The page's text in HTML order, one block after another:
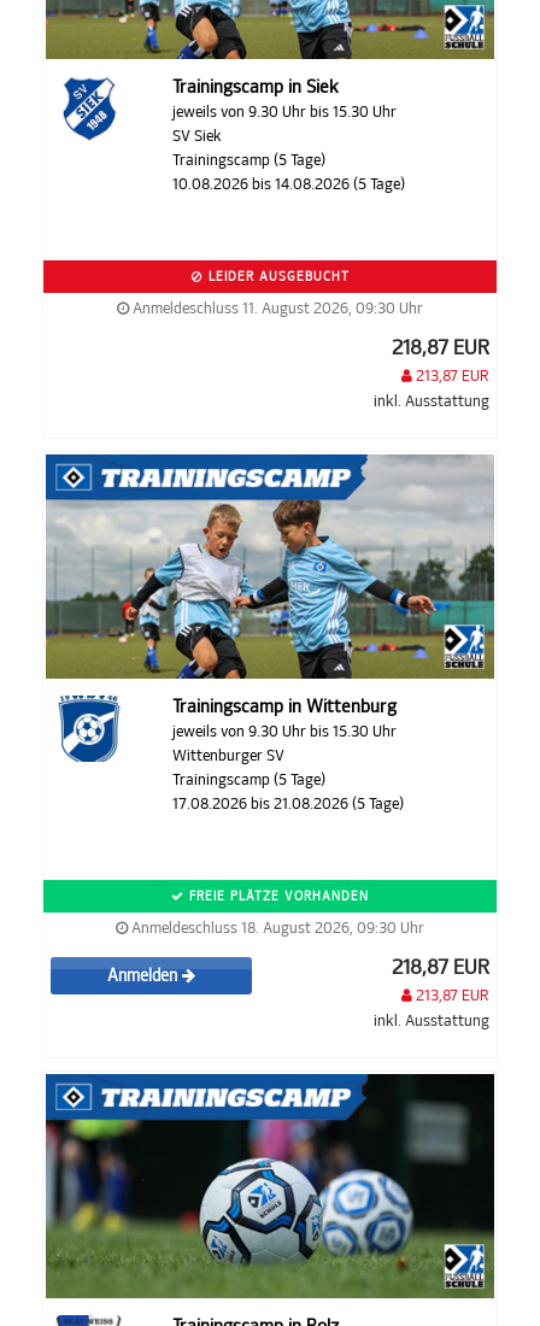
Trainingscamp in Siek
jeweils von 9.30 Uhr bis 15.30 Uhr
SV Siek
Trainingscamp (5 Tage)
10.08.2026 bis 14.08.2026 (5 Tage)
LEIDER AUSGEBUCHT
Anmeldeschluss 11. August 2026, 09:30 Uhr
218,87 EUR
213,87 EUR
inkl. Ausstattung
Trainingscamp in Wittenburg
jeweils von 9.30 Uhr bis 15.30 Uhr
Wittenburger SV
Trainingscamp (5 Tage)
17.08.2026 bis 21.08.2026 (5 Tage)
FREIE PLÄTZE VORHANDEN
Anmeldeschluss 18. August 2026, 09:30 Uhr
Anmelden 218,87 EUR
213,87 EUR
inkl. Ausstattung